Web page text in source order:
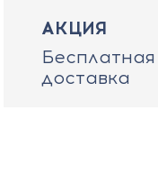
АКЦИЯ
Бесплатная
доставка